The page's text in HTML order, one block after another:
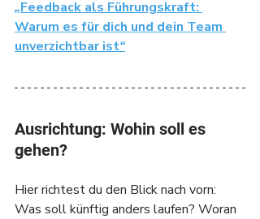
„Feedback als Führungskraft:
Warum es für dich und dein Team
unverzichtbar ist“
Ausrichtung: Wohin soll es
gehen?
Hier richtest du den Blick nach vorn:
Was soll künftig anders laufen? Woran